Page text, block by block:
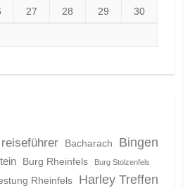
27 28 29 30
Bacharach
Bingen
Burg Rheinfels Burg Stolzenfels
Rheinfels
Harley Treffen